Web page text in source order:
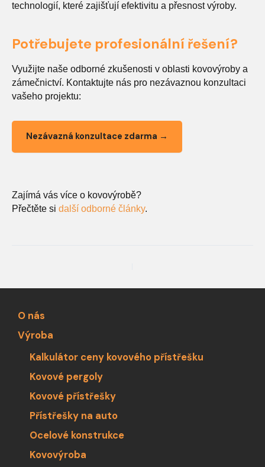
technologií, které zajišťují efektivitu a přesnost výroby.
Potřebujete profesionální řešení?
Využijte naše odborné zkušenosti v oblasti kovovýroby a
zámečnictví. Kontaktujte nás pro nezávaznou konzultaci
vašeho projektu:
Nezávazná konzultace zdarma →
Zajímá vás více o kovovýrobě?
Přečtěte si další odborné články.
O nás
Výroba
Kalkulátor ceny kovového přístřešku
Kovové pergoly
Kovové přístřešky
Přístřešky na auto
Ocelové konstrukce
Kovovýroba